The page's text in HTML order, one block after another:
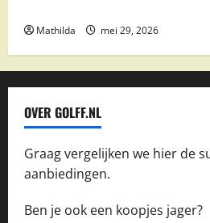
Mathilda mei 29, 2026
OVER GOLFF.NL
Graag vergelijken we hier de
aanbiedingen.
Ben je ook een koopjes jager?